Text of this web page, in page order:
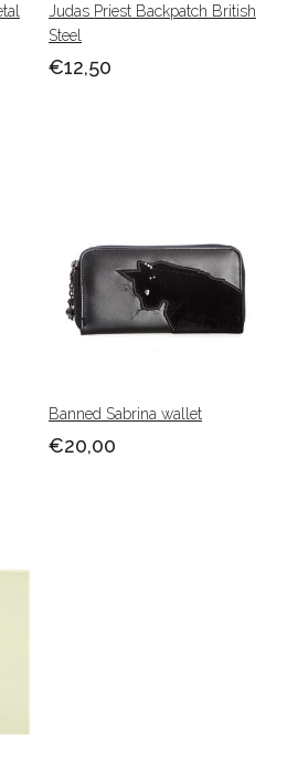
Judas Priest Backpatch British
Steel
€12,50
Banned Sabrina wallet
€20,00